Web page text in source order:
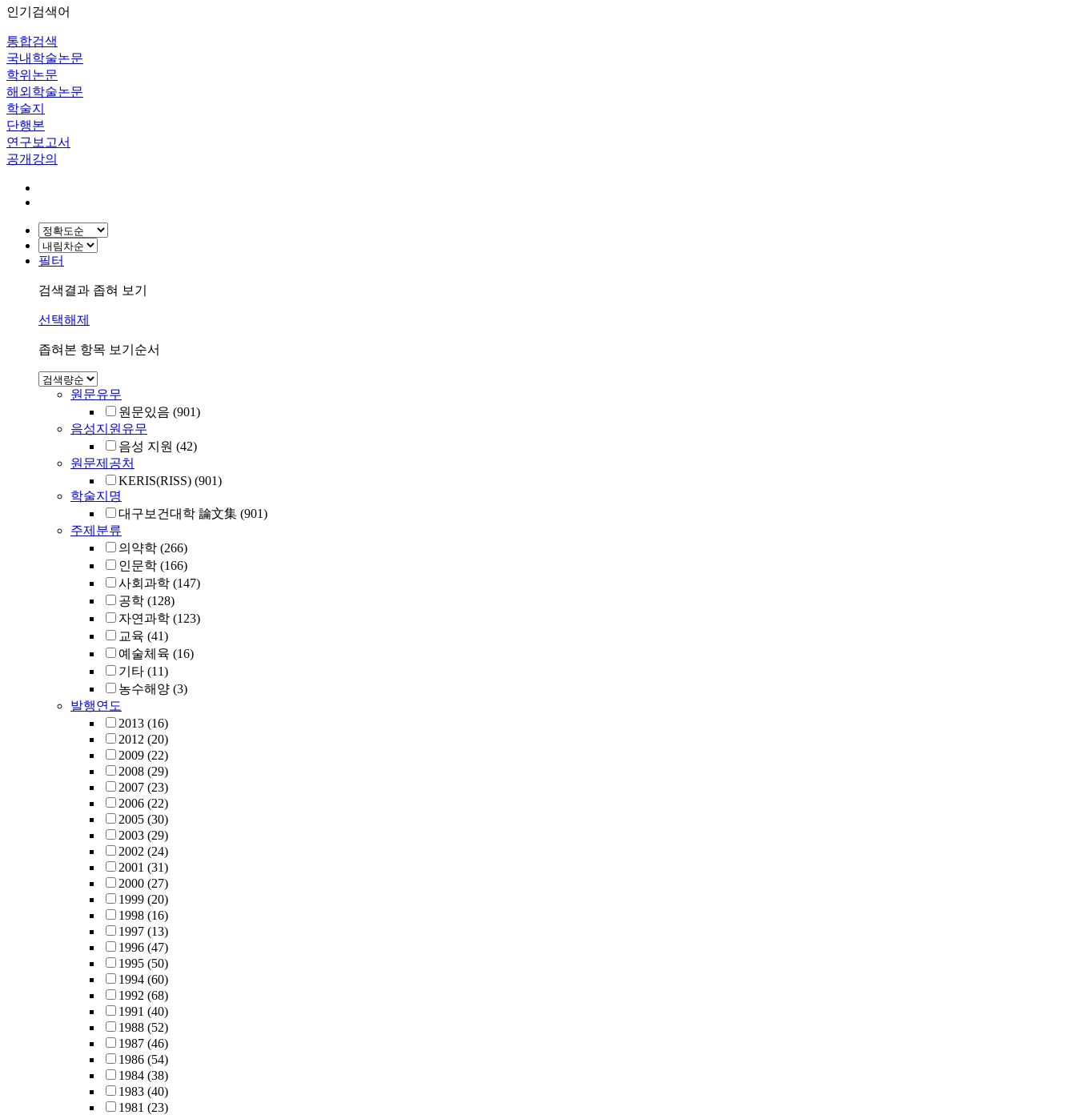
인기검색어
통합검색
국내학술논문
학위논문
해외학술논문
학술지
단행본
연구보고서
공개강의
필터
검색결과 좁혀 보기
선택해제
좁혀본 항목 보기순서
원문유무
원문있음 (901)
음성지원유무
음성 지원 (42)
원문제공처
KERIS(RISS) (901)
학술지명
대구보건대학 論文集 (901)
주제분류
의약학 (266)
인문학 (166)
사회과학 (147)
공학 (128)
자연과학 (123)
교육 (41)
예술체육 (16)
기타 (11)
농수해양 (3)
발행연도
2013 (16)
2012 (20)
2009 (22)
2008 (29)
2007 (23)
2006 (22)
2005 (30)
2003 (29)
2002 (24)
2001 (31)
2000 (27)
1999 (20)
1998 (16)
1997 (13)
1996 (47)
1995 (50)
1994 (60)
1992 (68)
1991 (40)
1988 (52)
1987 (46)
1986 (54)
1984 (38)
1983 (40)
1981 (23)